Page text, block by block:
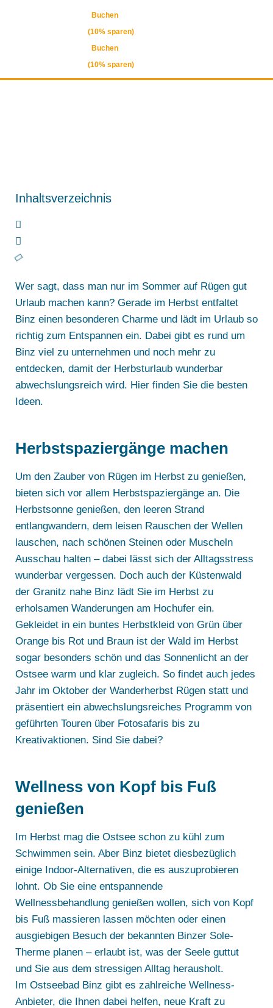
Buchen
(10% sparen)
Buchen
(10% sparen)
Wer sagt, dass man nur im Sommer auf Rügen gut
Urlaub machen kann? Gerade im Herbst entfaltet
Binz einen besonderen Charme und lädt im Urlaub so
richtig zum Entspannen ein. Dabei gibt es rund um
Binz viel zu unternehmen und noch mehr zu
entdecken, damit der Herbsturlaub wunderbar
abwechslungsreich wird. Hier finden Sie die besten
Ideen.
Herbstspaziergänge machen
Um den Zauber von Rügen im Herbst zu genießen,
bieten sich vor allem Herbstspaziergänge an. Die
Herbstsonne genießen, den leeren Strand
entlangwandern, dem leisen Rauschen der Wellen
lauschen, nach schönen Steinen oder Muscheln
Ausschau halten – dabei lässt sich der Alltagsstress
wunderbar vergessen. Doch auch der Küstenwald
der Granitz nahe Binz lädt Sie im Herbst zu
erholsamen Wanderungen am Hochufer ein.
Gekleidet in ein buntes Herbstkleid von Grün über
Orange bis Rot und Braun ist der Wald im Herbst
sogar besonders schön und das Sonnenlicht an der
Ostsee warm und klar zugleich. So findet auch jedes
Jahr im Oktober der Wanderherbst Rügen statt und
präsentiert ein abwechslungsreiches Programm von
geführten Touren über Fotosafaris bis zu
Kreativaktionen. Sind Sie dabei?
Wellness von Kopf bis Fuß
genießen
Im Herbst mag die Ostsee schon zu kühl zum
Schwimmen sein. Aber Binz bietet diesbezüglich
einige Indoor-Alternativen, die es auszuprobieren
lohnt. Ob Sie eine entspannende
Wellnessbehandlung genießen wollen, sich von Kopf
bis Fuß massieren lassen möchten oder einen
ausgiebigen Besuch der bekannten Binzer Sole-
Therme planen – erlaubt ist, was der Seele guttut
und Sie aus dem stressigen Alltag herausholt.
Im Ostseebad Binz gibt es zahlreiche Wellness-
Anbieter, die Ihnen dabei helfen, neue Kraft zu
Inhaltsverzeichnis